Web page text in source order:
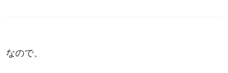
なので、